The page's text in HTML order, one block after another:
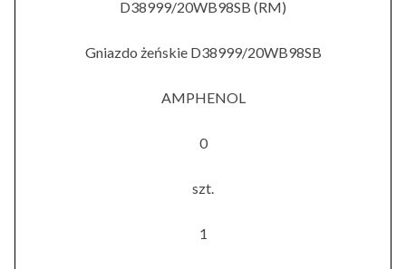
D38999/20WB98SB (RM)
Gniazdo żeńskie D38999/20WB98SB
AMPHENOL
0
szt.
1